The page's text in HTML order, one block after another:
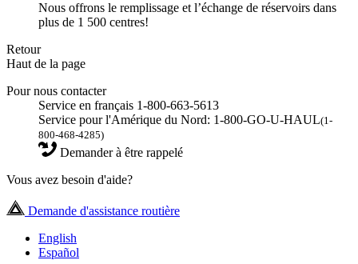
Nous offrons le remplissage et l’échange de réservoirs dans
plus de 1 500 centres!
Retour
Haut de la page
Pour nous contacter
Service en français 1-800-663-5613
Service pour l'Amérique du Nord: 1-800-GO-U-HAUL(1-
800-468-4285)
Demander à être rappelé
Vous avez besoin d'aide?
Demande d'assistance routière
English
Español